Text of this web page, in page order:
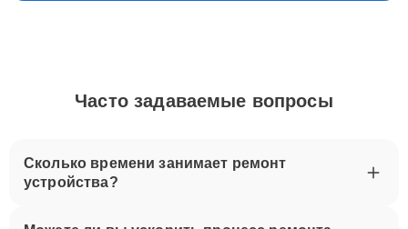
Часто задаваемые вопросы
Сколько времени занимает ремонт
устройства?